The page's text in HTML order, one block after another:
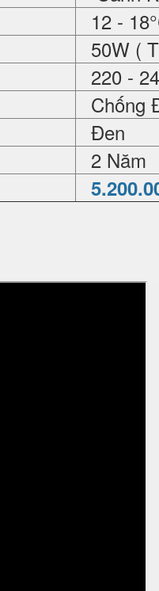
12 -
50W (
220 -
Chống
Đen
2 Năm